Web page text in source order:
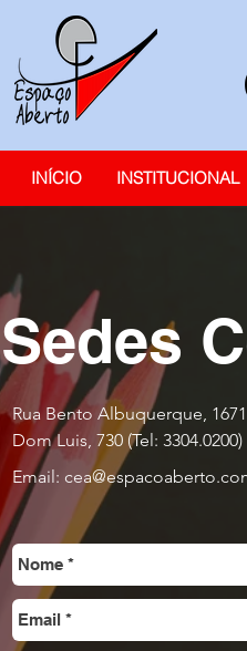
INÍCIO INSTITUCIONAL
Sedes
Rua Bento
Dom Luis, 730 (Tel:
Email: